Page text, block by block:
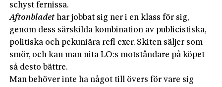
schyst fernissa.
Aftonbladet har jobbat sig ner i en klass för sig,
genom dess särskilda kombination av publicistiska,
politiska och pekuniära refl exer. Skiten säljer som
smör, och kan man nita LO:s motståndare på köpet
så desto bättre.
Man behöver inte ha något till övers för vare sig